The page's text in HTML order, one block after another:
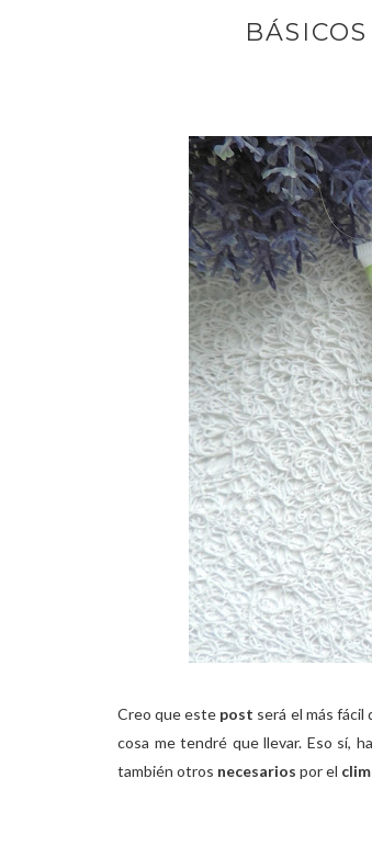
Creo que este post será el más fácil
cosa me tendré que llevar. Eso sí,
también otros necesarios por el